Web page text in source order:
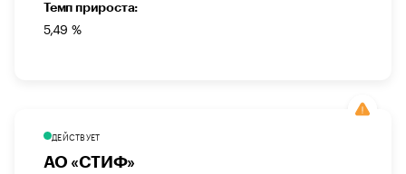
Темп прироста:
5,49 %
ДЕЙСТВУЕТ
АО «СТИФ»